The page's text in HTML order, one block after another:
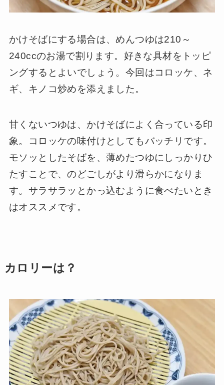
かけそばにする場合は、めんつゆは210～
240ccのお湯で割ります。好きな具材をトッピ
ングするとよいでしょう。今回はコロッケ、ネ
ギ、キノコ炒めを添えました。
甘くないつゆは、かけそばによく合っている印
象。コロッケの味付けとしてもバッチリです。
モソッとしたそばを、薄めたつゆにしっかりひ
たすことで、のどごしがより滑らかになりま
す。サラサラッとかっ込むように食べたいとき
はオススメです。
カロリーは？